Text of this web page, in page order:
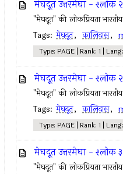
मेघदूत उत्तरमेघा - श्लोक
"मेघदूत" की लोकप्रियता
Tags: मेघदूत, कालिदास,
Type: PAGE | Rank: 1 |
मेघदूत उत्तरमेघा - श्लोक
"मेघदूत" की लोकप्रियता
Tags: मेघदूत, कालिदास,
Type: PAGE | Rank: 1 |
मेघदूत उत्तरमेघा - श्लोक
"मेघदूत" की लोकप्रियता